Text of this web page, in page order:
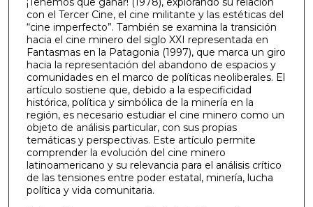
con el Tercer Cine, el cine militante y las estéticas del
“cine imperfecto”. También se examina la transición
hacia el cine minero del siglo XXI representada en
Fantasmas en la Patagonia (1997), que marca un giro
hacia la representación del abandono de espacios y
comunidades en el marco de políticas neoliberales. El
artículo sostiene que, debido a la especificidad
histórica, política y simbólica de la minería en la
región, es necesario estudiar el cine minero como un
objeto de análisis particular, con sus propias
temáticas y perspectivas. Este artículo permite
comprender la evolución del cine minero
latinoamericano y su relevancia para el análisis crítico
de las tensiones entre poder estatal, minería, lucha
política y vida comunitaria.